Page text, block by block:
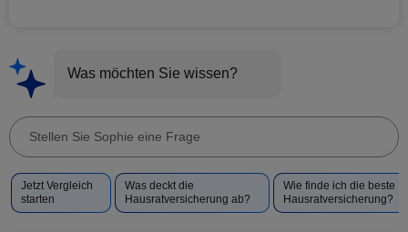
Was möchten Sie wissen?
Stellen
Sophie
eine
Vorgeschlagene
Fragen
Jetzt Vergleich
starten
Was deckt die
Hausratversicherung ab?
Wie finde ich die beste
Hausratversicherung?